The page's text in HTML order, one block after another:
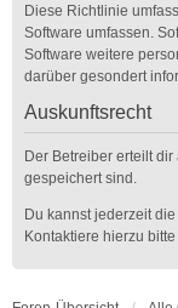
Diese Richtlinie
Software umfassen.
Software weitere
darüber gesondert
Auskunftsrecht
Der Betreiber erteilt
gespeichert sind.
Du kannst jederzeit
Kontaktiere hierzu